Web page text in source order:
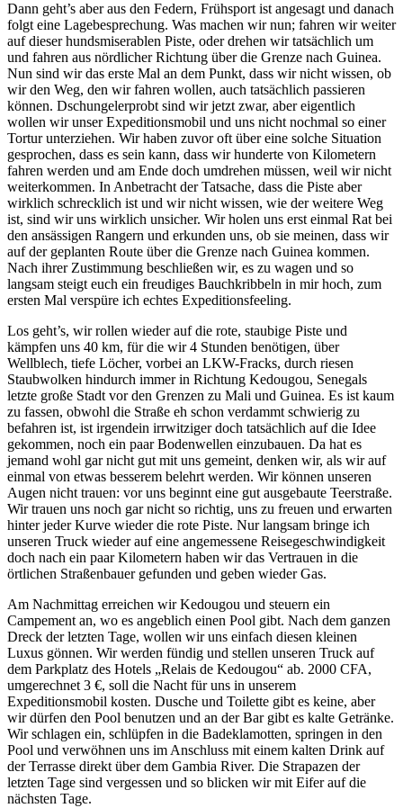
Dann geht’s aber aus den Federn, Frühsport ist angesagt und danach
folgt eine Lagebesprechung. Was machen wir nun; fahren wir weiter
auf dieser hundsmiserablen Piste, oder drehen wir tatsächlich um
und fahren aus nördlicher Richtung über die Grenze nach Guinea.
Nun sind wir das erste Mal an dem Punkt, dass wir nicht wissen, ob
wir den Weg, den wir fahren wollen, auch tatsächlich passieren
können. Dschungelerprobt sind wir jetzt zwar, aber eigentlich
wollen wir unser Expeditionsmobil und uns nicht nochmal so einer
Tortur unterziehen. Wir haben zuvor oft über eine solche Situation
gesprochen, dass es sein kann, dass wir hunderte von Kilometern
fahren werden und am Ende doch umdrehen müssen, weil wir nicht
weiterkommen. In Anbetracht der Tatsache, dass die Piste aber
wirklich schrecklich ist und wir nicht wissen, wie der weitere Weg
ist, sind wir uns wirklich unsicher. Wir holen uns erst einmal Rat bei
den ansässigen Rangern und erkunden uns, ob sie meinen, dass wir
auf der geplanten Route über die Grenze nach Guinea kommen.
Nach ihrer Zustimmung beschließen wir, es zu wagen und so
langsam steigt euch ein freudiges Bauchkribbeln in mir hoch, zum
ersten Mal verspüre ich echtes Expeditionsfeeling.
Los geht’s, wir rollen wieder auf die rote, staubige Piste und
kämpfen uns 40 km, für die wir 4 Stunden benötigen, über
Wellblech, tiefe Löcher, vorbei an LKW-Fracks, durch riesen
Staubwolken hindurch immer in Richtung Kedougou, Senegals
letzte große Stadt vor den Grenzen zu Mali und Guinea. Es ist kaum
zu fassen, obwohl die Straße eh schon verdammt schwierig zu
befahren ist, ist irgendein irrwitziger doch tatsächlich auf die Idee
gekommen, noch ein paar Bodenwellen einzubauen. Da hat es
jemand wohl gar nicht gut mit uns gemeint, denken wir, als wir auf
einmal von etwas besserem belehrt werden. Wir können unseren
Augen nicht trauen: vor uns beginnt eine gut ausgebaute Teerstraße.
Wir trauen uns noch gar nicht so richtig, uns zu freuen und erwarten
hinter jeder Kurve wieder die rote Piste. Nur langsam bringe ich
unseren Truck wieder auf eine angemessene Reisegeschwindigkeit
doch nach ein paar Kilometern haben wir das Vertrauen in die
örtlichen Straßenbauer gefunden und geben wieder Gas.
Am Nachmittag erreichen wir Kedougou und steuern ein
Campement an, wo es angeblich einen Pool gibt. Nach dem ganzen
Dreck der letzten Tage, wollen wir uns einfach diesen kleinen
Luxus gönnen. Wir werden fündig und stellen unseren Truck auf
dem Parkplatz des Hotels „Relais de Kedougou“ ab. 2000 CFA,
umgerechnet 3 €, soll die Nacht für uns in unserem
Expeditionsmobil kosten. Dusche und Toilette gibt es keine, aber
wir dürfen den Pool benutzen und an der Bar gibt es kalte Getränke.
Wir schlagen ein, schlüpfen in die Badeklamotten, springen in den
Pool und verwöhnen uns im Anschluss mit einem kalten Drink auf
der Terrasse direkt über dem Gambia River. Die Strapazen der
letzten Tage sind vergessen und so blicken wir mit Eifer auf die
nächsten Tage.